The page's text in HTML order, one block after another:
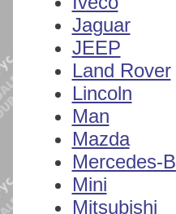
Jaguar
JEEP
Land Rover
Lincoln
Man
Mazda
Mercedes-
Mini
Mitsubishi